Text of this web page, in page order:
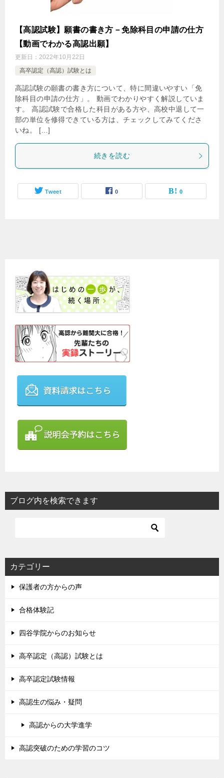
【高認試験】願書の書き方－免除科目の申請の仕方
【動画でわかる高認出願】
更新日： 2022年10月22日
高卒認定（高認）試験とは
高認試験の願書の書き方について、特に間違いやすい「免
除科目の申請の仕方」。 動画でわかりやすく解説していま
す。 高認試験で合格した科目がある方や、高校中退して一
部の単位を修得できている方は、チェックしてみてくださ
いね。 […]
続きを読む
Tweet 0 0
ブログ内を検索できます
カテゴリー
保護者の方からの声
合格体験記
四谷学院からのお知らせ
高卒認定（高認）試験とは
高卒認定試験情報
高認生の悩み・疑問
高認からの大学進学
高認突破のための学習のコツ